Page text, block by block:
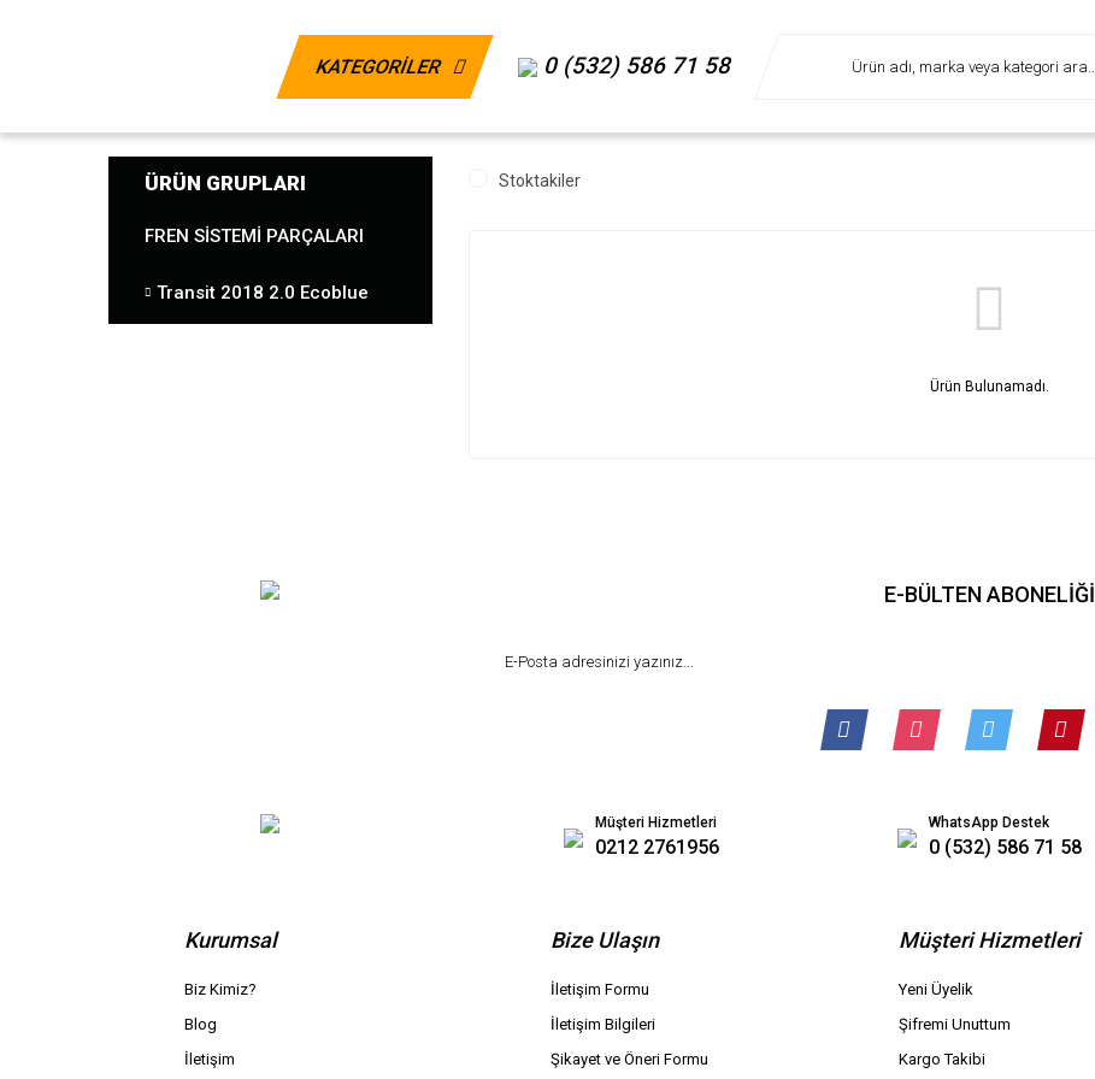
KATEGORİLER 0 (532) 586 71 58
ÜRÜN GRUPLARI
FREN SISTEMI PARÇALARI
Transit 2018 2.0 Ecoblue
Stoktakiler
Ürün Bulunamadı.
E-BÜLTEN ABONELİĞİ
Müşteri Hizmetleri
0212 2761956
WhatsApp Destek
0 (532) 586 71 58
Kurumsal
Biz Kimiz?
Blog
İletişim
Bize Ulaşın
İletişim Formu
İletişim Bilgileri
Şikayet ve Öneri Formu
Müşteri Hizmetleri
Yeni Üyelik
Şifremi Unuttum
Kargo Takibi